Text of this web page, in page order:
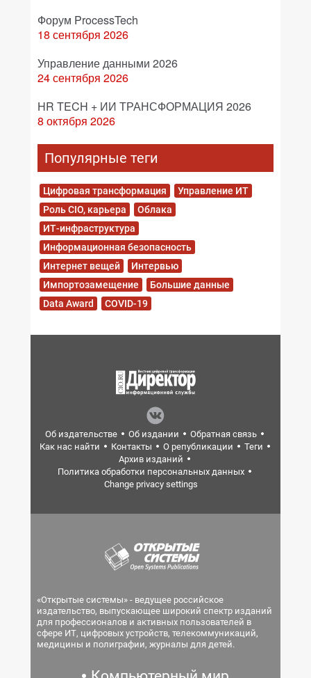
Форум ProcessTech
18 сентября 2026
Управление данными 2026
24 сентября 2026
HR TECH + ИИ ТРАНСФОРМАЦИЯ 2026
8 октября 2026
Популярные теги
Цифровая трансформация
Управление ИТ
Роль CIO, карьера
Облака
ИТ-инфраструктура
Информационная безопасность
Интернет вещей
Интервью
Импортозамещение
Большие данные
Data Award
COVID-19
Об издательстве Об издании
Обратная связь
Как нас найти
Контакты О републикации
Теги
Архив изданий
Политика обработки персональных данных
Change privacy settings
«Открытые системы» - ведущее российское
издательство, выпускающее широкий спектр изданий
для профессионалов и активных пользователей в
сфере ИТ, цифровых устройств, телекоммуникаций,
медицины и полиграфии, журналы для детей.